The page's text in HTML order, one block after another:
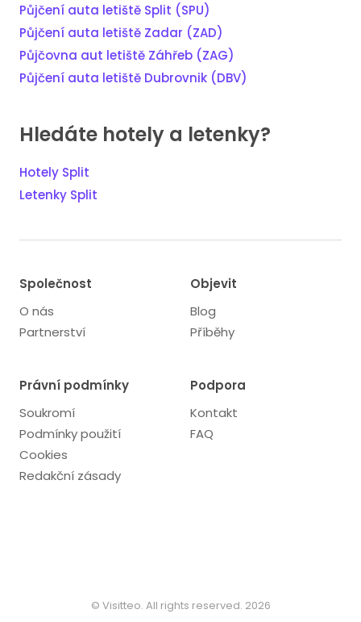
Půjčení auta letiště Split (SPU)
Půjčení auta letiště Zadar (ZAD)
Půjčovna aut letiště Záhřeb (ZAG)
Půjčení auta letiště Dubrovnik (DBV)
Hledáte hotely a letenky?
Hotely Split
Letenky Split
Společnost
O nás
Partnerství
Objevit
Blog
Příběhy
Právní podmínky
Soukromí
Podmínky použití
Cookies
Redakční zásady
Podpora
Kontakt
FAQ
© Visitteo. All rights reserved. 2026